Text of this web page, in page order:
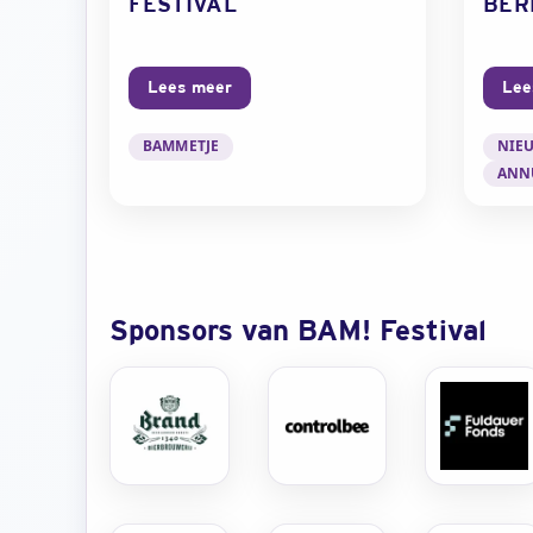
FESTIVAL
Lees meerover Goed nieuws: organisatie BAM! komt
BAMMETJE
Sponsors van BAM! Festival